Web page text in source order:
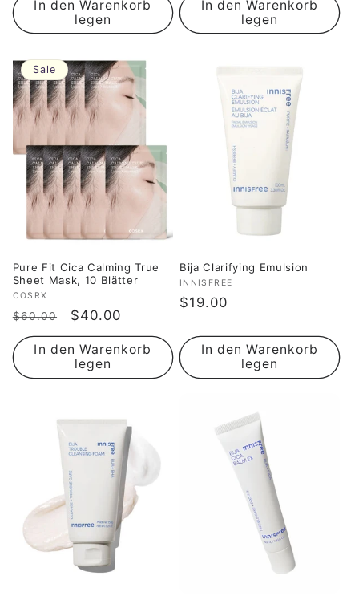
In den Warenkorb
legen
In den Warenkorb
legen
Sale
Pure Fit Cica Calming True
Sheet Mask, 10 Blätter
Anbieter:
COSRX
Normaler
Preis
$60.00 Verkaufspreis
$40.00
In den Warenkorb
legen
Bija Clarifying Emulsion
Anbieter:
INNISFREE
Normaler
$19.00
In den Warenkorb
legen